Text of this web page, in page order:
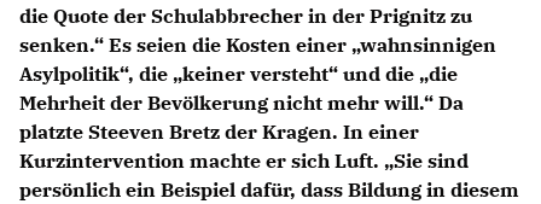
die Quote der Schulabbrecher in der Prignitz zu
senken.“ Es seien die Kosten einer „wahnsinnigen
Asylpolitik“, die „keiner versteht“ und die „die
Mehrheit der Bevölkerung nicht mehr will.“ Da
platzte Steeven Bretz der Kragen. In einer
Kurzintervention machte er sich Luft. „Sie sind
persönlich ein Beispiel dafür, dass Bildung in diesem